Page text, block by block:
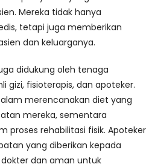
Mereka tidak hanya
tetapi juga memberikan
dan keluarganya.
didukung oleh tenaga
gizi, fisioterapis, dan apoteker.
merencanakan diet yang
mereka, sementara
proses rehabilitasi fisik. Apoteker
yang diberikan kepada
dan aman untuk